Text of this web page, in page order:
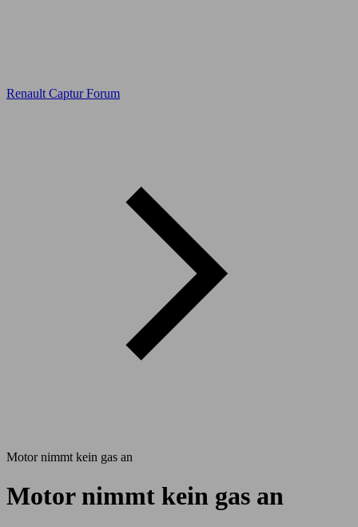
Renault Captur Forum
Motor nimmt kein gas an
Motor nimmt kein gas an